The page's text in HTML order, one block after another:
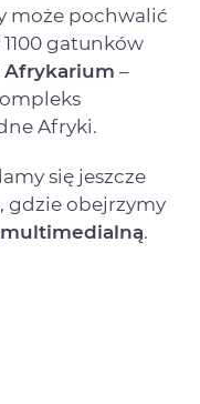
może pochwalić
gatunków
Afrykarium –
Afryki.
się jeszcze
, gdzie obejrzymy
.